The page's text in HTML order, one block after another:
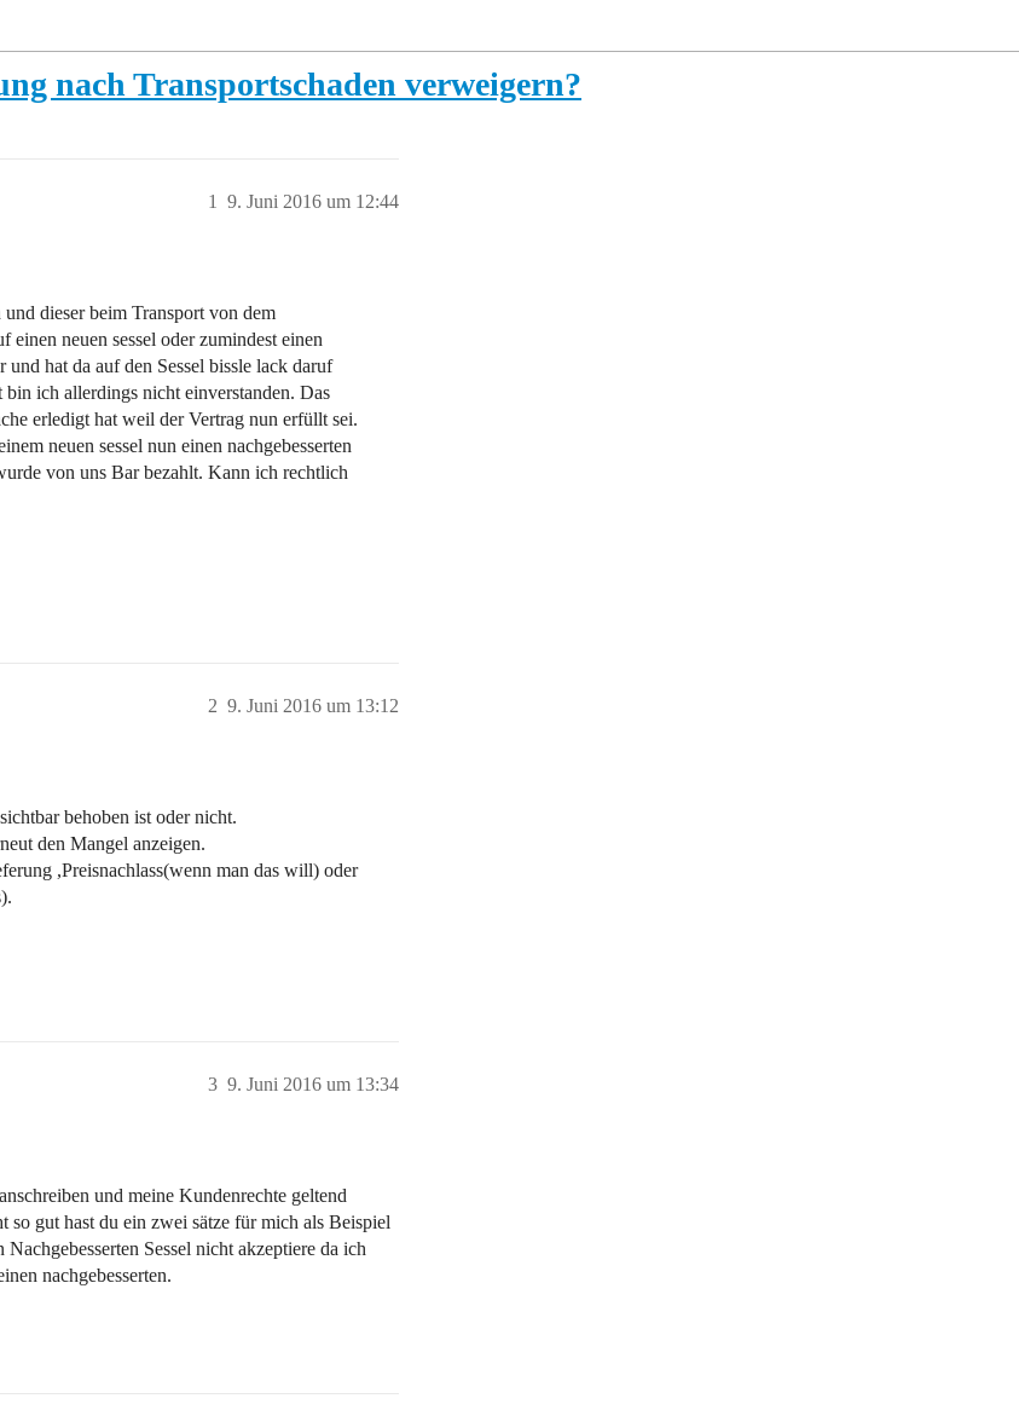
nach Transportschaden verweigern?
9. Juni 2016 um 12:44
1
dieser beim Transport von dem
neuen sessel oder zumindest einen
hat da auf den Sessel bissle lack daruf
ich allerdings nicht einverstanden. Das
erledigt hat weil der Vertrag nun erfüllt sei.
neuen sessel nun einen nachgebesserten
von uns Bar bezahlt. Kann ich rechtlich
9. Juni 2016 um 13:12
2
behoben ist oder nicht.
den Mangel anzeigen.
,Preisnachlass(wenn man das will) oder
9. Juni 2016 um 13:34
3
und meine Kundenrechte geltend
gut hast du ein zwei sätze für mich als Beispiel
Sessel nicht akzeptiere da ich
nachgebesserten.